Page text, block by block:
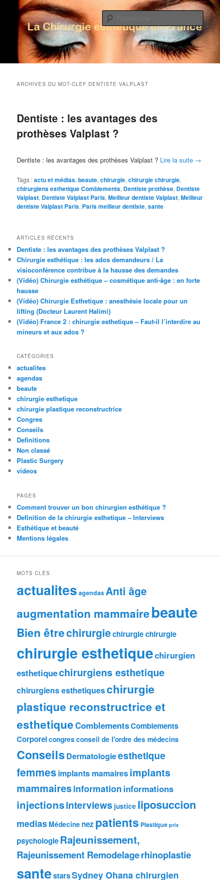
La Chirurgie Esthétique en France
ARCHIVES DU MOT-CLEF DENTISTE VALPLAST
Dentiste : les avantages des
prothèses Valplast ?
Dentiste : les avantages des prothèses Valplast ? Lire la suite →
Tags :actu et médias,beaute,chirurgie,chirurgie chirurgie,
chirurgiens esthetique Comblements, Dentiste prothèse, Dentiste
Valplast, Dentiste Valplast Paris,Meilleur dentiste Valplast,Meilleur
dentiste Valplast Paris, Paris meilleur dentiste,sante
ARTICLES RÉCENTS
Dentiste : les avantages des prothèses Valplast ?
Chirurgie esthétique : les ados demandeurs / La
visioconférence contribue à la hausse des demandes
(Vidéo) Chirurgie esthétique – cosmétique anti-âge : en forte
hausse
(Vidéo) Chirurgie Esthetique : anesthésie locale pour un
lifting (Docteur Laurent Halimi)
(Vidéo) France 2 : chirurgie esthetique – Faut-il l’interdire au
mineurs et aux ados ?
CATÉGORIES
actualites
agendas
beaute
chirurgie esthetique
chirurgie plastique reconstructrice
Congres
Conseils
Definitions
Non classé
Plastic Surgery
videos
PAGES
Comment trouver un bon chirurgien esthétique ?
Definition de la chirurgie esthetique – Interviews
Esthétique et beauté
Mentions légales
MOTS CLÉS
actualites agendasAnti âge
augmentation mammairebeaute
Bien êtrechirurgiechirurgie chirurgie
chirurgie esthetiquechirurgien
esthetiquechirurgiens esthetique
chirurgiens esthetiqueschirurgie
plastique reconstructrice et
esthetiqueComblementsComblements
Corporelcongresconseil de l'ordre des médecins
ConseilsDermatologieesthetique
femmes implants mamairesimplants
mammairesinformation informations
injectionsinterviews justice liposuccion
medias Médecine nez patients Plastique prix
psychologieRajeunissement,
Rajeunissement Remodelagerhinoplastie
santestarsSydney Ohana chirurgien